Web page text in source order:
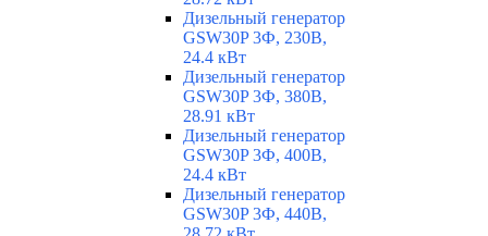
Дизельный генератор
GSW30P 3Ф, 230В,
24.4 кВт
Дизельный генератор
GSW30P 3Ф, 380В,
28.91 кВт
Дизельный генератор
GSW30P 3Ф, 400В,
24.4 кВт
Дизельный генератор
GSW30P 3Ф, 440В,